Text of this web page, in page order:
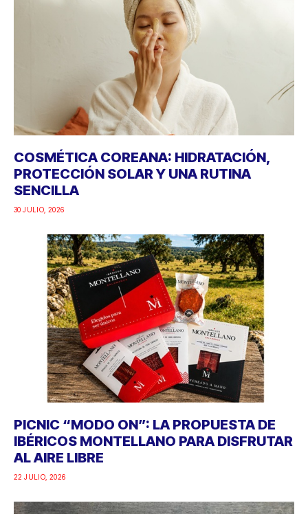
COSMÉTICA COREANA: HIDRATACIÓN,
PROTECCIÓN SOLAR Y UNA RUTINA
SENCILLA
30 JULIO, 2026
PICNIC “MODO ON”: LA PROPUESTA DE
IBÉRICOS MONTELLANO PARA DISFRUTAR
AL AIRE LIBRE
22 JULIO, 2026